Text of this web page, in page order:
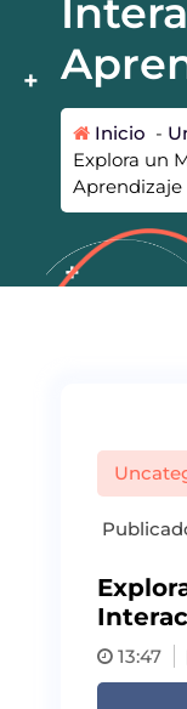
Inicio -
Explora un
Aprendizaje
13:47